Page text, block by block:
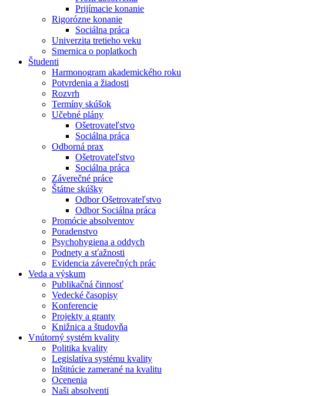
Prijímacie konanie
Rigorózne konanie
Sociálna práca
Univerzita tretieho veku
Smernica o poplatkoch
Študenti
Harmonogram akademického roku
Potvrdenia a žiadosti
Rozvrh
Termíny skúšok
Učebné plány
Ošetrovateľstvo
Sociálna práca
Odborná prax
Ošetrovateľstvo
Sociálna práca
Záverečné práce
Štátne skúšky
Odbor Ošetrovateľstvo
Odbor Sociálna práca
Promócie absolventov
Poradenstvo
Psychohygiena a oddych
Podnety a sťažnosti
Evidencia záverečných prác
Veda a výskum
Publikačná činnosť
Vedecké časopisy
Konferencie
Projekty a granty
Knižnica a študovňa
Vnútorný systém kvality
Politika kvality
Legislatíva systému kvality
Inštitúcie zamerané na kvalitu
Ocenenia
Naši absolventi